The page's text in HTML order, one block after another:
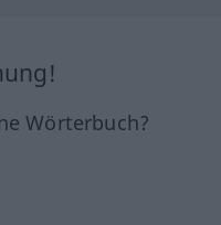
Wörterbuch?